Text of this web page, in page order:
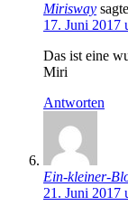
Mirisway
17. Juni 2017
Das ist eine
Miri
Antworten
Ein-kleiner-
21. Juni 2017